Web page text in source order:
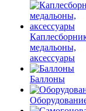
медальоны,
аксессуары
Баллоны